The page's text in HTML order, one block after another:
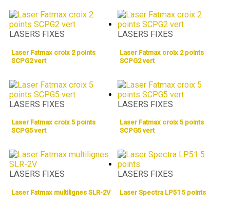
LASERS FIXES
Laser Fatmax croix 2 points
SCPG2 vert
LASERS FIXES
Laser Fatmax croix 2 points
SCPG2 vert
LASERS FIXES
Laser Fatmax croix 5 points
SCPG5 vert
LASERS FIXES
Laser Fatmax croix 5 points
SCPG5 vert
LASERS FIXES
Laser Fatmax multilignes SLR-2V
LASERS FIXES
Laser Spectra LP51 5 points